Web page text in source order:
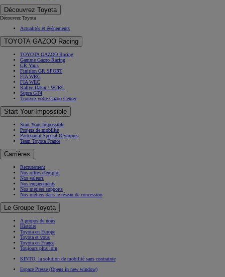
Découvrez Toyota
Découvrez Toyota
Actualités et évènements
TOYOTA GAZOO Racing
TOYOTA GAZOO Racing
Gamme Gazoo Racing
GR Yaris
Finition GR SPORT
FIA WRC
FIA WEC
Rallye Dakar / W2RC
Supra GT4
Trouvez votre Gazoo Center
Start Your Impossible
Start Your Impossible
Projets de mobilité
Partenariat Special Olympics
Team Toyota France
Carrières
Recrutement
Nos offres d'emploi
Nos valeurs
Nos engagements
Nos métiers supports
Nos métiers dans le réseau de concession
Le Groupe Toyota
A propos de nous
Histoire
Toyota en Europe
Toyota et vous
Toyota en France
Toujours plus loin
KINTO, la solution de mobilité sans contrainte
Espace Presse (Opens in new window)